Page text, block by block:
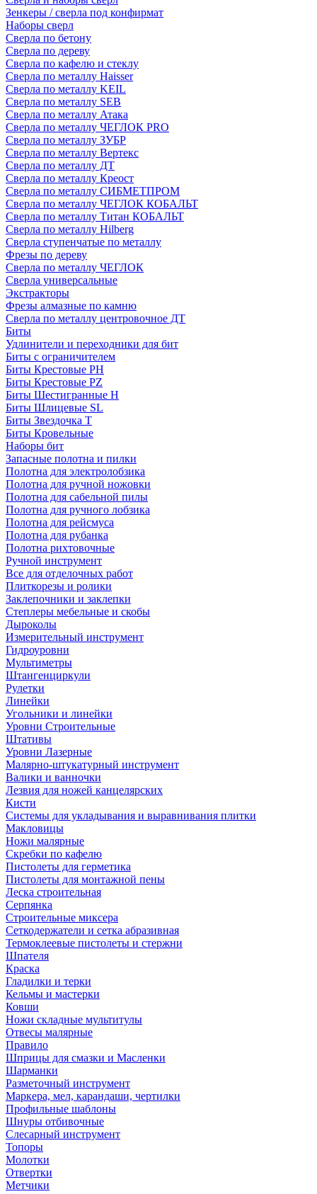
Зенкеры / сверла под конфирмат
Наборы сверл
Сверла по бетону
Сверла по дереву
Сверла по кафелю и стеклу
Сверла по металлу Haisser
Сверла по металлу KEIL
Сверла по металлу SEB
Сверла по металлу Атака
Сверла по металлу ЧЕГЛОК PRO
Сверла по металлу ЗУБР
Сверла по металлу Вертекс
Сверла по металлу ДТ
Сверла по металлу Креост
Сверла по металлу СИБМЕТПРОМ
Сверла по металлу ЧЕГЛОК КОБАЛЬТ
Сверла по металлу Титан КОБАЛЬТ
Сверла по металлу Hilberg
Сверла ступенчатые по металлу
Фрезы по дереву
Сверла по металлу ЧЕГЛОК
Сверла универсальные
Экстракторы
Фрезы алмазные по камню
Сверла по металлу центровочное ДТ
Биты
Удлинители и переходники для бит
Биты с ограничителем
Биты Крестовые PH
Биты Крестовые PZ
Биты Шестигранные H
Биты Шлицевые SL
Биты Звездочка T
Биты Кровельные
Наборы бит
Запасные полотна и пилки
Полотна для электролобзика
Полотна для ручной ножовки
Полотна для сабельной пилы
Полотна для ручного лобзика
Полотна для рейсмуса
Полотна для рубанка
Полотна рихтовочные
Ручной инструмент
Все для отделочных работ
Плиткорезы и ролики
Заклепочники и заклепки
Степлеры мебельные и скобы
Дыроколы
Измерительный инструмент
Гидроуровни
Мультиметры
Штангенциркули
Рулетки
Линейки
Угольники и линейки
Уровни Строительные
Штативы
Уровни Лазерные
Малярно-штукатурный инструмент
Валики и ванночки
Лезвия для ножей канцелярских
Кисти
Системы для укладывания и выравнивания плитки
Макловицы
Ножи малярные
Скребки по кафелю
Пистолеты для герметика
Пистолеты для монтажной пены
Леска строительная
Серпянка
Строительные миксера
Сеткодержатели и сетка абразивная
Термоклеевые пистолеты и стержни
Шпателя
Краска
Гладилки и терки
Кельмы и мастерки
Ковши
Ножи складные мультитулы
Отвесы малярные
Правило
Шприцы для смазки и Масленки
Шарманки
Разметочный инструмент
Маркера, мел, карандаши, чертилки
Профильные шаблоны
Шнуры отбивочные
Слесарный инструмент
Топоры
Молотки
Отвертки
Метчики